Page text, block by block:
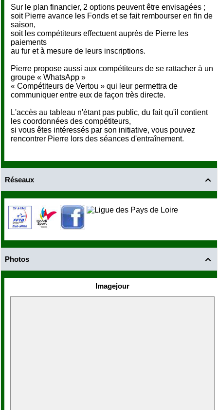
Sur le plan financier, 2 options peuvent être envisagées ;
soit Pierre avance les Fonds et se fait rembourser en fin de
saison,
soit les compétiteurs effectuent auprès de Pierre les
paiements
au fur et à mesure de leurs inscriptions.
Pierre propose aussi aux compétiteurs de se rattacher à un
groupe « WhatsApp »
« Compétiteurs de Vertou » qui leur permettra de
communiquer entre eux de façon très directe.
L'accès au tableau n'étant pas public, du fait qu'il contient
les coordonnées des compétiteurs,
si vous êtes intéressés par son initiative, vous pouvez
rencontrer Pierre lors des séances d'entraînement.

Réseaux

Photos
Imagejour